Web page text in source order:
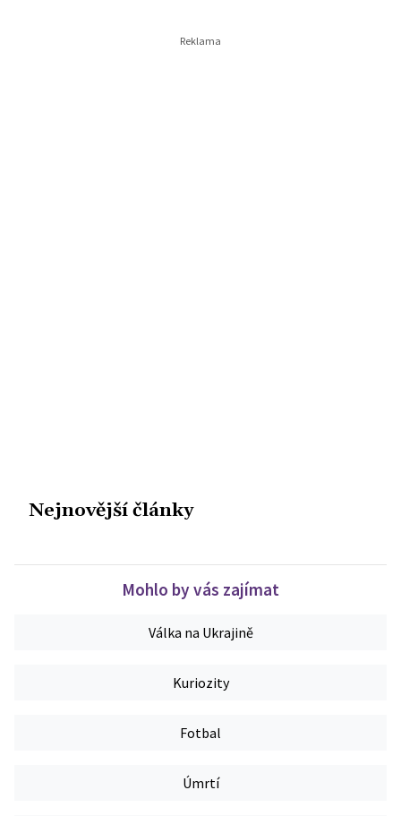
Nejnovější články
Mohlo by vás zajímat
Válka na Ukrajině
Kuriozity
Fotbal
Úmrtí